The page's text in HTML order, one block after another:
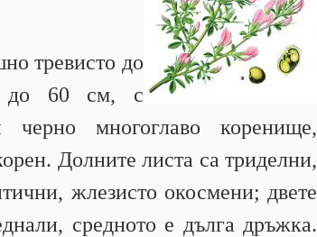
тревисто до
до 60 см, с
многоглаво коренище,
Долните листа са триделни,
жлезисто окосмени; двете
средното е дълга дръжка.